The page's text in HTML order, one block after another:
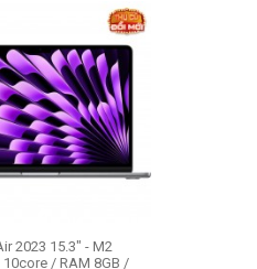
2023 15.3" - M2
10core / RAM 8GB /